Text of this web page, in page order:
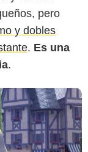
pero
y dobles
. Es una
.